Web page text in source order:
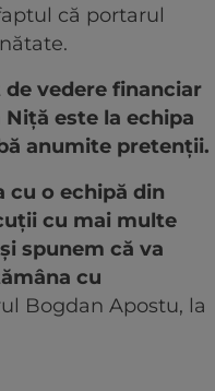
că portarul
vedere financiar
este la echipa
anumite pretenții.
cu o echipă din
cu mai multe
spunem că va
cu
Bogdan Apostu, la